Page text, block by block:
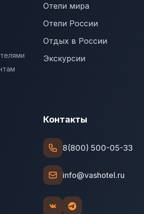
Отели мира
Отели России
Отдых в России
Экскурсии
Контакты
8(800) 500-05-33
info@vashotel.ru